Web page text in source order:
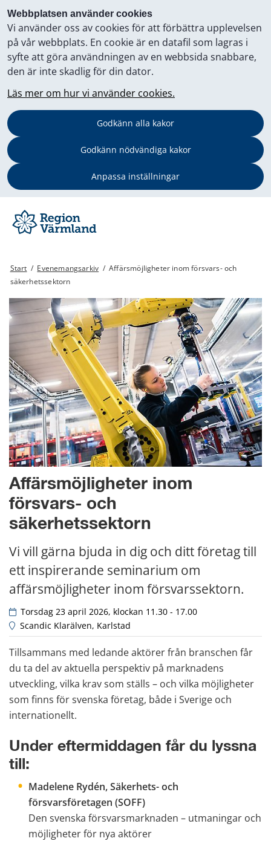
Webbplatsen använder cookies
Vi använder oss av cookies för att förbättra upplevelsen
på vår webbplats. En cookie är en datafil som lagras i
syfte att göra användningen av en webbsida snabbare,
den är inte skadlig för din dator.
Läs mer om hur vi använder cookies.
Godkänn alla kakor
Godkänn nödvändiga kakor
Anpassa inställningar
Start / Evenemangsarkiv / Affärsmöjligheter inom försvars- och
säkerhetssektorn
Affärsmöjligheter inom
försvars- och
säkerhetssektorn
Vi vill gärna bjuda in dig och ditt företag till
ett inspirerande seminarium om
affärsmöjligheter inom försvarssektorn.
Torsdag 23 april 2026, klockan 11.30 - 17.00
Scandic Klarälven, Karlstad
Tillsammans med ledande aktörer från branschen får
du ta del av aktuella perspektiv på marknadens
utveckling, vilka krav som ställs – och vilka möjligheter
som finns för svenska företag, både i Sverige och
internationellt.
Under eftermiddagen får du lyssna
till:
Madelene Rydén, Säkerhets- och
försvarsföretagen (SOFF)
Den svenska försvarsmarknaden – utmaningar och
möjligheter för nya aktörer